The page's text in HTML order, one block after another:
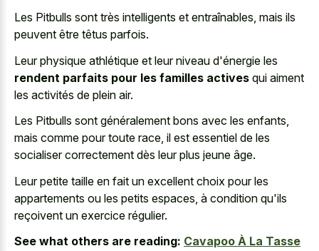
Les Pitbulls sont très intelligents et entraînables, mais ils
peuvent être têtus parfois.
Leur physique athlétique et leur niveau d'énergie les
rendent parfaits pour les familles actives qui aiment
les activités de plein air.
Les Pitbulls sont généralement bons avec les enfants,
mais comme pour toute race, il est essentiel de les
socialiser correctement dès leur plus jeune âge.
Leur petite taille en fait un excellent choix pour les
appartements ou les petits espaces, à condition qu'ils
reçoivent un exercice régulier.
See what others are reading: Cavapoo À La Tasse